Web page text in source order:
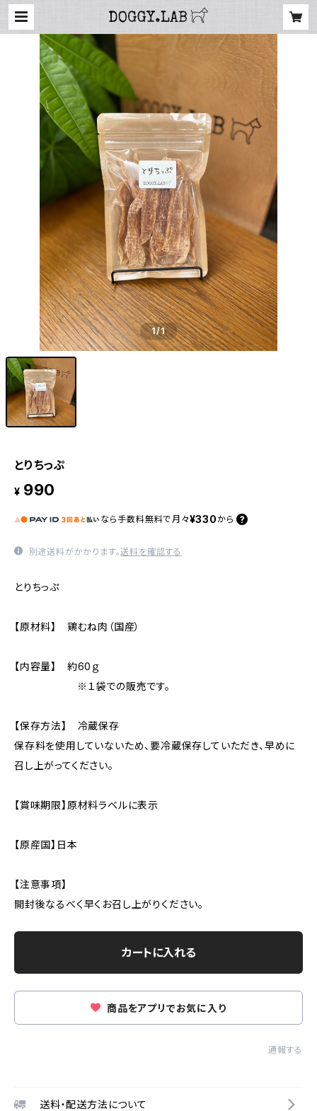
1/1
とりちっぷ
¥ 990
なら 手数料無料で 月々¥330 から
別途送料がかかります。送料を確認する
とりちっぷ
【原材料】 鶏むね肉（国産）
【内容量】 約60ｇ
※１袋での販売です。
【保存方法】 冷蔵保存
保存料を使用していないため、要冷蔵保存していただき、早めに
召し上がってください。
【賞味期限】原材料ラベルに表示
【原産国】日本
【注意事項】
開封後なるべく早くお召し上がりください。
カートに入れる
商品をアプリでお気に入り
通報する
送料・配送方法について